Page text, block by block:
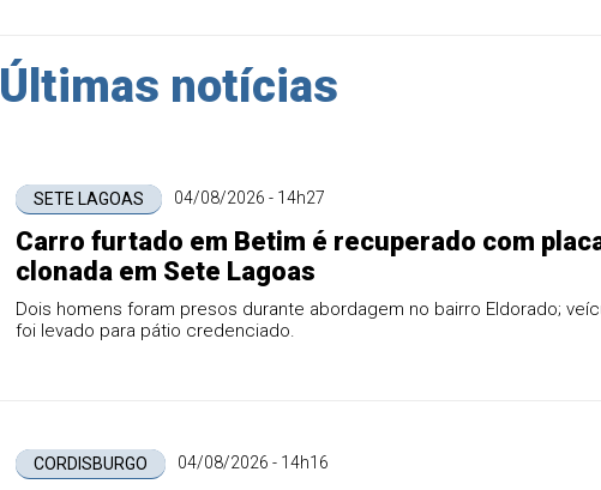
Últimas notícias
SETE LAGOAS 04/08/2026 - 14h27
Carro furtado em Betim é recuperado com
clonada em Sete Lagoas
Dois homens foram presos durante abordagem no bairro Eldorado;
foi levado para pátio credenciado.
CORDISBURGO 04/08/2026 - 14h16